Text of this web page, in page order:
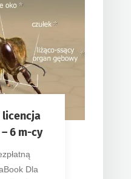
licencja
6 m-cy
Dla